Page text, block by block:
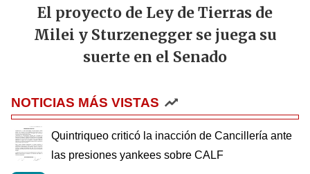
El proyecto de Ley de Tierras de
Milei y Sturzenegger se juega su
suerte en el Senado
NOTICIAS MÁS VISTAS
Quintriqueo criticó la inacción de Cancillería ante
las presiones yankees sobre CALF